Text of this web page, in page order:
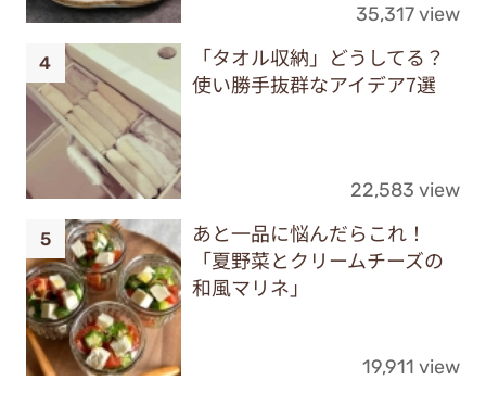
35,317 view
「タオル収納」どうしてる？
使い勝手抜群なアイデア7選
22,583 view
あと一品に悩んだらこれ！
「夏野菜とクリームチーズの
和風マリネ」
19,911 view